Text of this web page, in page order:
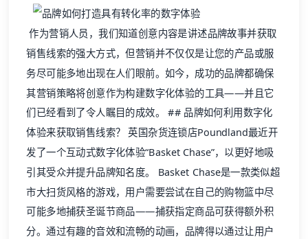
作为营销人员，我们知道创意内容是讲述品牌故事并获取
销售线索的强大方式，但营销并不仅仅是让您的产品或服
务尽可能多地出现在人们眼前。如今，成功的品牌都确保
其营销策略将创意作为构建数字化体验的工具——并且它
们已经看到了令人瞩目的成效。 ## 品牌如何利用数字化
体验来获取销售线索？ 英国杂货连锁店Poundland最近开
发了一个互动式数字化体验“Basket Chase”，以更好地吸
引其受众并提升品牌知名度。 Basket Chase是一款类似超
市大扫货风格的游戏，用户需要尝试在自己的购物篮中尽
可能多地捕获圣诞节商品——捕获指定商品可获得额外积
分。通过有趣的音效和流畅的动画，品牌得以通过让用户